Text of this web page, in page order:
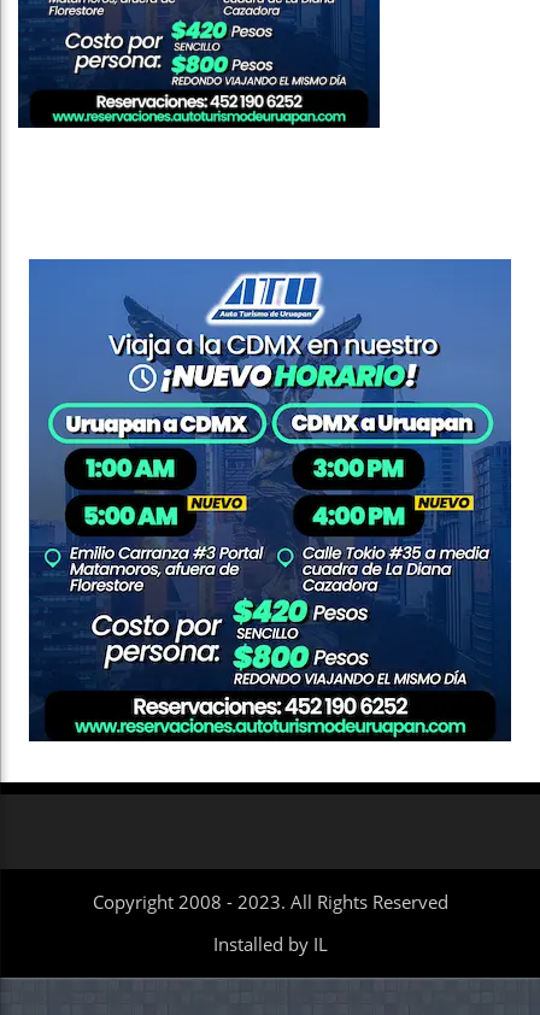
Copyright 2008 - 2023. All Rights Reserved
Installed by IL